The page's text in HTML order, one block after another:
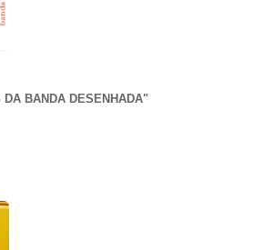
BANDA DESENHADA"